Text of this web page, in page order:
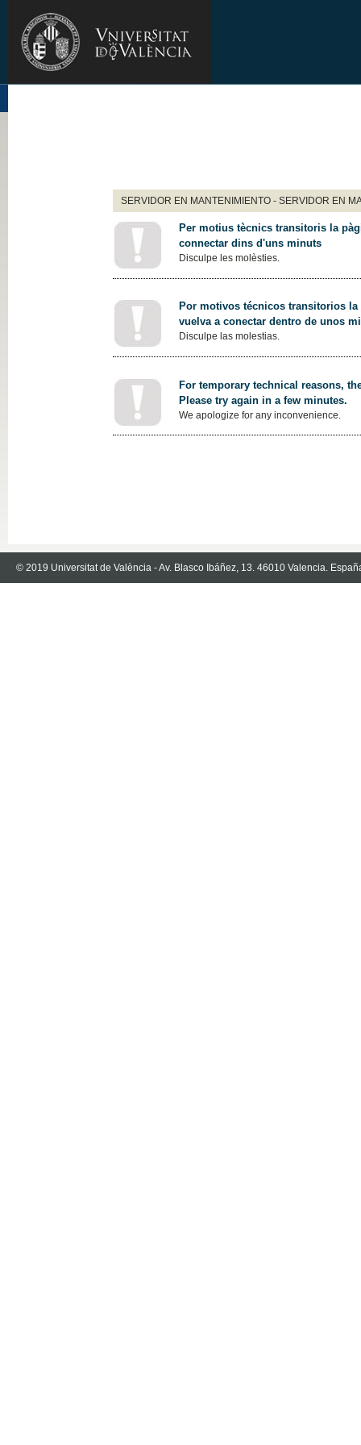
SERVIDOR EN MANTENIMIENTO - SERVIDOR EN
Per motius tècnics transitoris la
connectar dins d'uns minuts
Disculpe les molèsties.
Por motivos técnicos transitorios
vuelva a conectar dentro de unos
Disculpe las molestias.
For temporary technical reasons,
Please try again in a few minutes.
We apologize for any inconvenience.
© 2019 Universitat de València - Av. Blasco Ibáñez, 13. 46010 Valencia.